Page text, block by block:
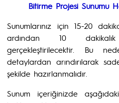
Bitirme Projesi Sunumu
Sunumlarınız için 15-20
ardından 10
gerçekleştirilecektir. Bu
detaylardan arındırılarak
şekilde hazırlanmalıdır.
Sunum içeriğinizde